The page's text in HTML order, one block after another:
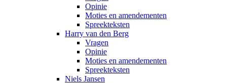
Opinie
Moties en amendementen
Spreekteksten
Harry van den Berg
Vragen
Opinie
Moties en amendementen
Spreekteksten
Niels Jansen